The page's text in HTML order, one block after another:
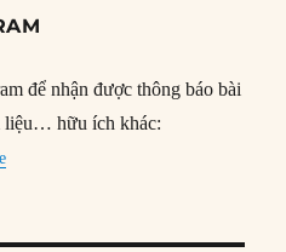
để nhận được thông báo bài
liệu… hữu ích khác: